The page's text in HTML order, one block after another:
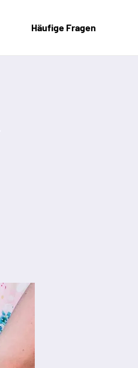
Häufige Fragen